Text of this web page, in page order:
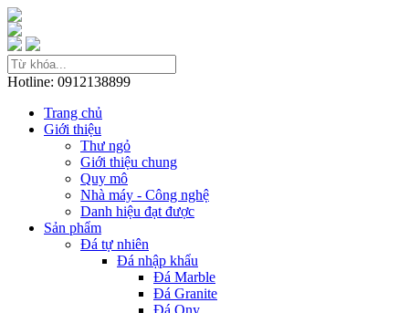
Hotline: 0912138899
Trang chủ
Giới thiệu
Thư ngỏ
Giới thiệu chung
Quy mô
Nhà máy - Công nghệ
Danh hiệu đạt được
Sản phẩm
Đá tự nhiên
Đá nhập khẩu
Đá Marble
Đá Granite
Đá Ony